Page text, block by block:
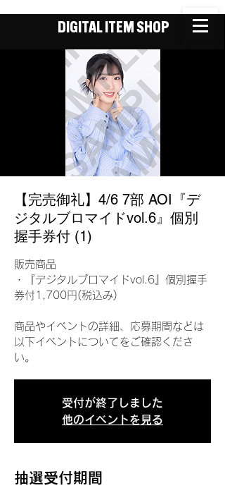
DIGITAL ITEM SHOP
【完売御礼】4/6 7部 AOI『デ
ジタルブロマイドvol.6』個別
握手券付 (1)
販売商品
・『デジタルブロマイドvol.6』個別握手
券付1,700円(税込み)
商品やイベントの詳細、応募期間などは
以下イベントについてをご確認くださ
い。
受付が終了しました
他のイベントを見る
抽選受付期間